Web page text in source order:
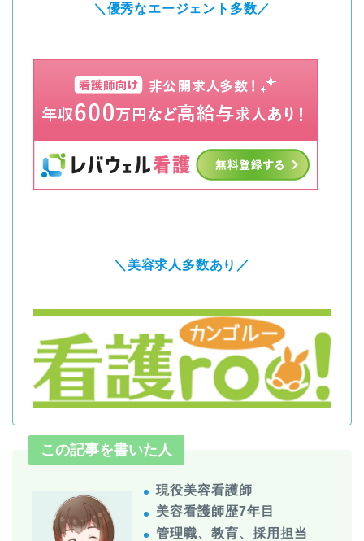
＼優秀なエージェント多数／
＼美容求人多数あり／
この記事を書いた人
現役美容看護師
美容看護師歴7年目
管理職、教育、採用担当